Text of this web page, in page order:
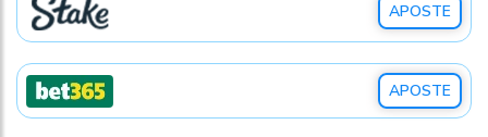
APOSTE
APOSTE